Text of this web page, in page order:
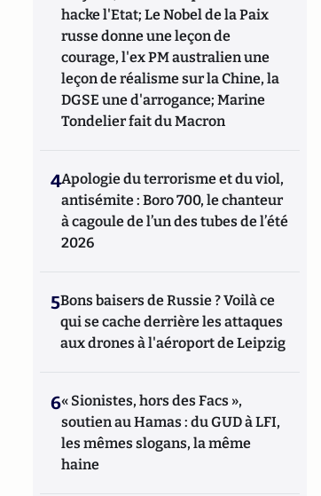
hacke l'Etat; Le Nobel de la Paix
russe donne une leçon de
courage, l'ex PM australien une
leçon de réalisme sur la Chine, la
DGSE une d'arrogance; Marine
Tondelier fait du Macron
4Apologie du terrorisme et du viol,
antisémite : Boro 700, le chanteur
à cagoule de l’un des tubes de l’été
2026
5Bons baisers de Russie ? Voilà ce
qui se cache derrière les attaques
aux drones à l'aéroport de Leipzig
6« Sionistes, hors des Facs »,
soutien au Hamas : du GUD à LFI,
les mêmes slogans, la même
haine